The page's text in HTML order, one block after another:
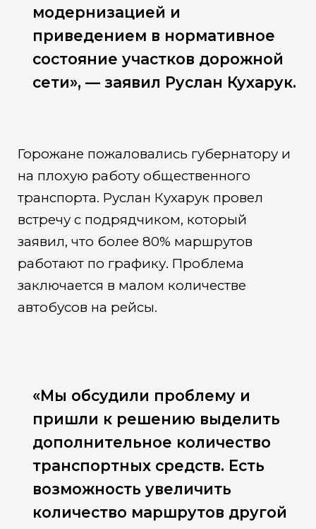
модернизацией и
приведением в нормативное
состояние участков дорожной
сети», — заявил Руслан Кухарук.
Горожане пожаловались губернатору и
на плохую работу общественного
транспорта. Руслан Кухарук провел
встречу с подрядчиком, который
заявил, что более 80% маршрутов
работают по графику. Проблема
заключается в малом количестве
автобусов на рейсы.
«Мы обсудили проблему и
пришли к решению выделить
дополнительное количество
транспортных средств. Есть
возможность увеличить
количество маршрутов другой